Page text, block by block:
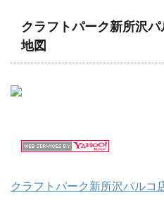
クラフトパーク新所沢
地図
クラフトパーク新所沢パルコ